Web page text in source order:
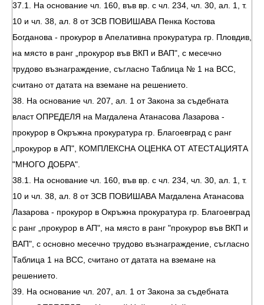
37.1. На основание чл. 160, във вр. с чл. 234, чл. 30, ал. 1, т.
10 и чл. 38, ал. 8 от ЗСВ ПОВИШАВА Пенка Костова
Богданова - прокурор в Апелативна прокуратура гр. Пловдив,
на място в ранг „прокурор във ВКП и ВАП", с месечно
трудово възнаграждение, съгласно Таблица № 1 на ВСС,
считано от датата на вземане на решението.
38. На основание чл. 207, ал. 1 от Закона за съдебната
власт ОПРЕДЕЛЯ на Магдалена Атанасова Лазарова -
прокурор в Окръжна прокуратура гр. Благоевград с ранг
„прокурор в АП", КОМПЛЕКСНА ОЦЕНКА ОТ АТЕСТАЦИЯТА
"МНОГО ДОБРА".
38.1. На основание чл. 160, във вр. с чл. 234, чл. 30, ал. 1, т.
10 и чл. 38, ал. 8 от ЗСВ ПОВИШАВА Магдалена Атанасова
Лазарова - прокурор в Окръжна прокуратура гр. Благоевград
с ранг „прокурор в АП", на място в ранг "прокурор във ВКП и
ВАП", с основно месечно трудово възнаграждение, съгласно
Таблица 1 на ВСС, считано от датата на вземане на
решението.
39. На основание чл. 207, ал. 1 от Закона за съдебната